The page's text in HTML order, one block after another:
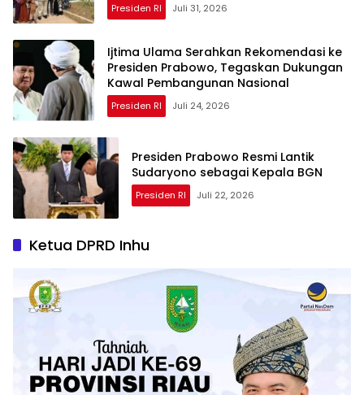
Presiden RI Juli 31, 2026
Ijtima Ulama Serahkan Rekomendasi ke
Presiden Prabowo, Tegaskan Dukungan
Kawal Pembangunan Nasional
Presiden RI Juli 24, 2026
Presiden Prabowo Resmi Lantik
Sudaryono sebagai Kepala BGN
Presiden RI Juli 22, 2026
Ketua DPRD Inhu